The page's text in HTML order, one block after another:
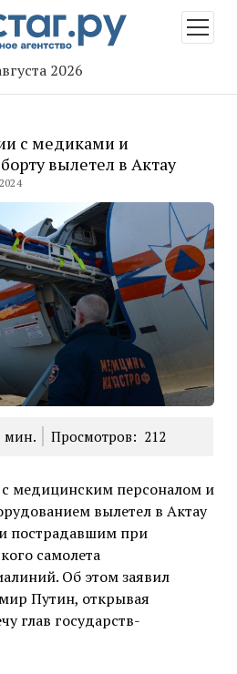
2026
меню
с медиками и
вылетел в Актау
мин. Просмотров: 212
медицинским персоналом и
вылетел в Актау
пострадавшим при
самолета
Об этом заявил
Путин, открывая
глав государств-